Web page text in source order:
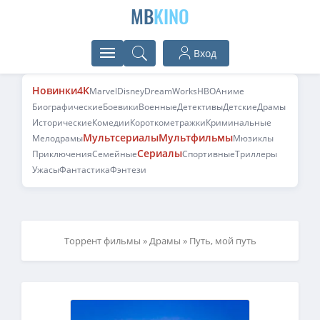
MBKINO
Вход
Новинки4KMarvelDisneyDreamWorksHBOАниме
БиографическиеБоевикиВоенныеДетективыДетскиеДрамы
ИсторическиеКомедииКороткометражкиКриминальные
МелодрамыМультсериалыМультфильмыМюзиклы
ПриключенияСемейныеСериалыСпортивныеТриллеры
УжасыФантастикаФэнтези
Торрент фильмы »Драмы » Путь, мой путь